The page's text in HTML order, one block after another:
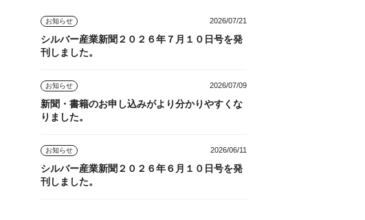
お知らせ 2026/07/21
シルバー産業新聞２０２６年７月１０日号を発
刊しました。
お知らせ 2026/07/09
新聞・書籍のお申し込みがより分かりやすくな
りました。
お知らせ 2026/06/11
シルバー産業新聞２０２６年６月１０日号を発
刊しました。